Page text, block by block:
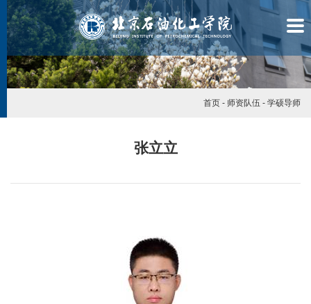
首页 - 师资队伍 - 学硕导师
张立立